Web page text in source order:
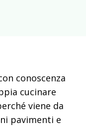
conoscenza
cucinare
viene da
pavimenti e